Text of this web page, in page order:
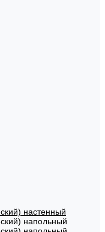
настенный
напольный